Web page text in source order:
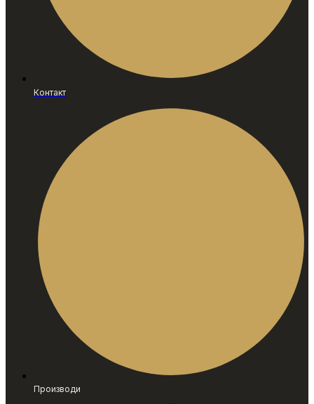
Контакт
Производи